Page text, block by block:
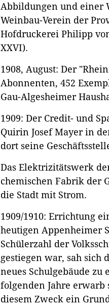
Abbildungen und einer
Weinbau-Verein der
Hofdruckerei Philipp
XXVI).
1908, August: Der
Abonnenten, 452
Gau-Algesheimer
1909: Der Credit- und
Quirin Josef Mayer in
dort seine
Das Elektrizitätswerk
chemischen Fabrik der
die Stadt mit Strom.
1909/1910: Errichtung
heutigen Appenheimer
Schülerzahl der
gestiegen war, sah sich
neues Schulgebäude
folgenden Jahre erwarb
diesem Zweck ein